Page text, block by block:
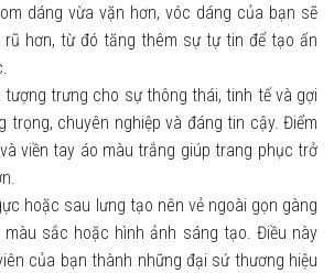
dáng vừa vặn hơn, vóc dáng của bạn sẽ
rũ hơn, từ đó tăng thêm sự tự tin để tạo ấn
tượng trưng cho sự thông thái, tinh tế và gợi
trọng, chuyên nghiệp và đáng tin cậy. Điểm
viền tay áo màu trắng giúp trang phục trở
hoặc sau lưng tạo nên vẻ ngoài gọn gàng
sắc hoặc hình ảnh sáng tạo. Điều này
của bạn thành những đại sứ thương hiệu